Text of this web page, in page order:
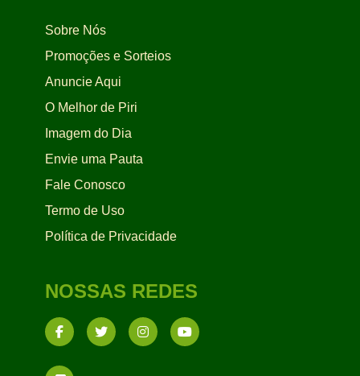
Sobre Nós
Promoções e Sorteios
Anuncie Aqui
O Melhor de Piri
Imagem do Dia
Envie uma Pauta
Fale Conosco
Termo de Uso
Política de Privacidade
NOSSAS REDES